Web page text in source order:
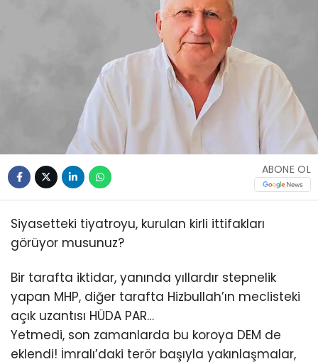
ABONE OL
Siyasetteki tiyatroyu, kurulan kirli ittifakları
görüyor musunuz?
Bir tarafta iktidar, yanında yıllardır stepnelik
yapan MHP, diğer tarafta Hizbullah’ın meclisteki
açık uzantısı HÜDA PAR…
Yetmedi, son zamanlarda bu koroya DEM de
eklendi! İmralı’daki terör başıyla yakınlaşmalar,